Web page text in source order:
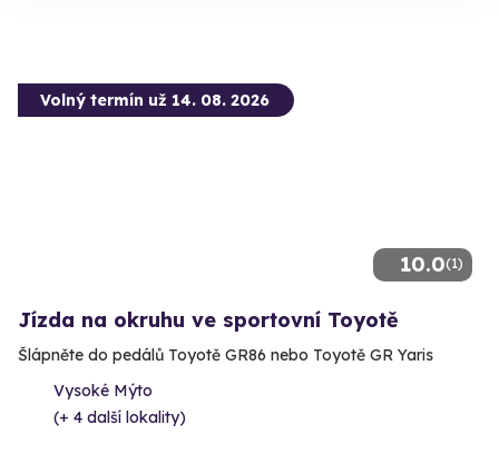
10.0(1)
Volný termín už 14. 08. 2026
Jízda na okruhu ve sportovní Toyotě
Šlápněte do pedálů Toyotě GR86 nebo Toyotě GR Yaris
Vysoké Mýto
(+ 4 další lokality)